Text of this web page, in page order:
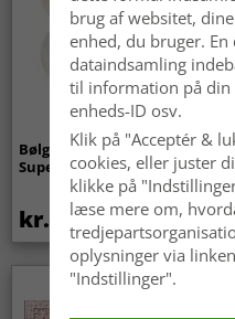
Bølget ryatæppe - Aranga
Super Soft Fur (beige)
kr.369
brug af websitet,
enhed, du bruger. En
dataindsamling
til information på din
enheds-ID osv.
Klik på "Acceptér &
cookies, eller juster
klikke på
læse mere om,
oplysninger via
"Indstillinger".